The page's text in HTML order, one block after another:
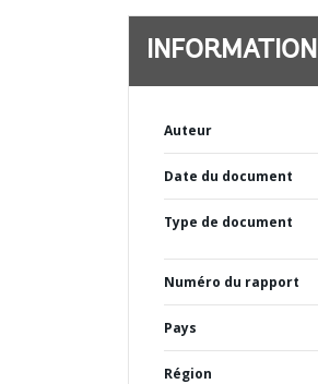
INFORMATION
Auteur
Date du document
Type de document
Numéro du rapport
Pays
Région